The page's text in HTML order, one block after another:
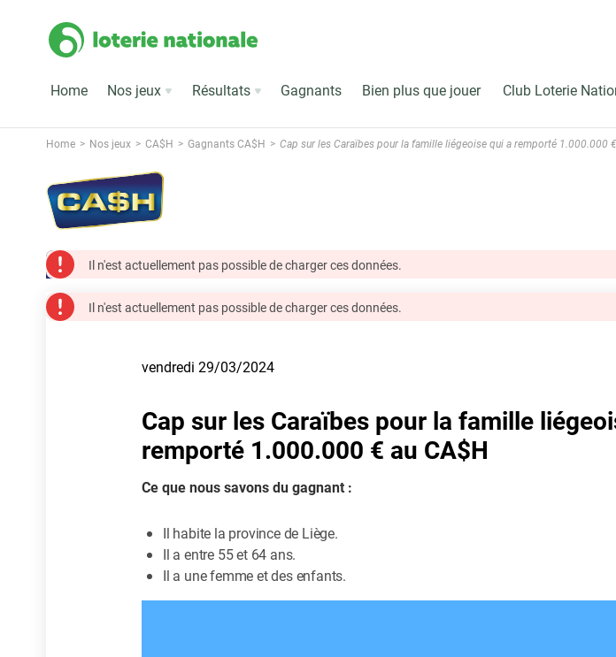
Home Nos jeux Résultats Gagnants Bien plus que jouer Club Loterie
Home Nos jeux CA$H Gagnants CA$H Cap sur les Caraïbes pour la famille liégeoise qui a remporté 1.000.000
Il n'est actuellement pas possible de charger ces données.
Il n'est actuellement pas possible de charger ces données.
vendredi 29/03/2024
Cap sur les Caraïbes pour la famille
remporté 1.000.000 € au CA$H
Ce que nous savons du gagnant :
Il habite la province de Liège.
Il a entre 55 et 64 ans.
Il a une femme et des enfants.